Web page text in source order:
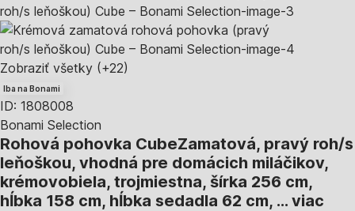
Zobraziť všetky (+22)
Iba na Bonami
ID: 1808008
Bonami Selection
Rohová pohovka CubeZamatová, pravý roh/s
leňoškou, vhodná pre domácich miláčikov,
krémovobiela, trojmiestna, šírka 256 cm,
hĺbka 158 cm, hĺbka sedadla 62 cm, … viac